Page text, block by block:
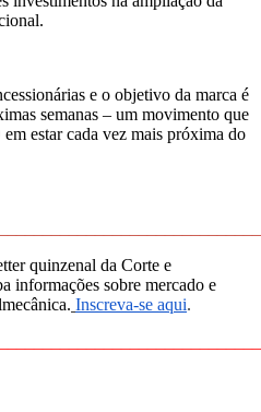
e o objetivo da marca é
semanas – um movimento que
estar cada vez mais próxima do
quinzenal da Corte e
informações sobre mercado e
Inscreva-se aqui.